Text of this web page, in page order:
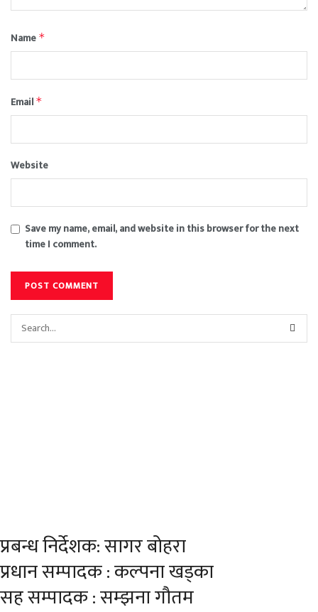
Name *
Email *
Website
Save my name, email, and website in this browser for the next
time I comment.
प्रबन्ध निर्देशक: सागर बोहरा
प्रधान सम्पादक : कल्पना खड्का
सह सम्पादक : सम्झना गौतम